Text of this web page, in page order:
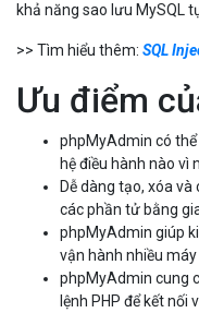
khả năng sao lưu MySQL
>> Tìm hiểu thêm: SQL
Ưu điểm
phpMyAdmin có
hệ điều hành nào vì
Dễ dàng tạo, xóa
các phần tử bằng
phpMyAdmin giúp
vận hành nhiều
phpMyAdmin cung
lệnh PHP để kết nối